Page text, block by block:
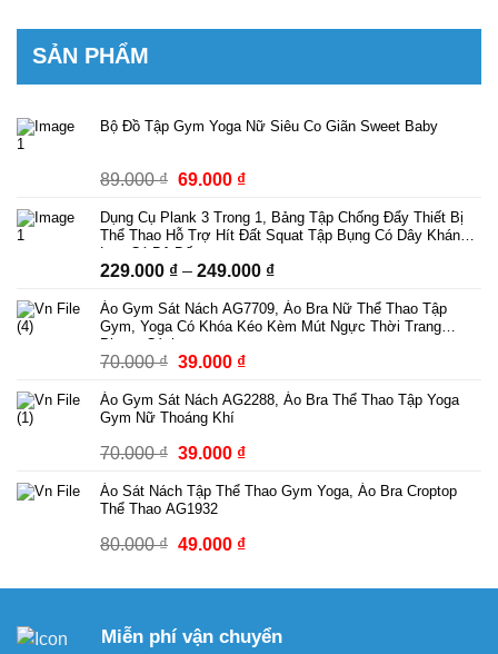
SẢN PHẨM
Bộ Đồ Tập Gym Yoga Nữ Siêu Co Giãn Sweet Baby
89.000₫ Giá
là:
89.000 ₫.
69.000 ₫Giá
tại
69.000 ₫.
Dụng Cụ Plank 3 Trong 1, Bảng Tập Chống Đẩy Thiết Bị
Thể Thao Hỗ Trợ Hít Đất Squat Tập Bụng Có Dây Kháng
Lực Có Bộ Đếm
229.000 ₫ – 249.000 ₫Khoảng
từ
229.000 ₫
Áo Gym Sát Nách AG7709, Áo Bra Nữ Thể Thao Tập
Gym, Yoga Có Khóa Kéo Kèm Mút Ngực Thời Trang
Phong Cách
70.000₫ Giá
là:
70.000 ₫.
39.000 ₫Giá
tại
39.000 ₫.
Áo Gym Sát Nách AG2288, Áo Bra Thể Thao Tập Yoga
Gym Nữ Thoáng Khí
70.000₫ Giá
là:
39.000 ₫Giá
tại
39.000 ₫.
Áo Sát Nách Tập Thể Thao Gym Yoga, Áo Bra Croptop
Thể Thao AG1932
80.000₫ Giá
là:
49.000 ₫Giá
tại
49.000 ₫.
Miễn phí vận chuyển